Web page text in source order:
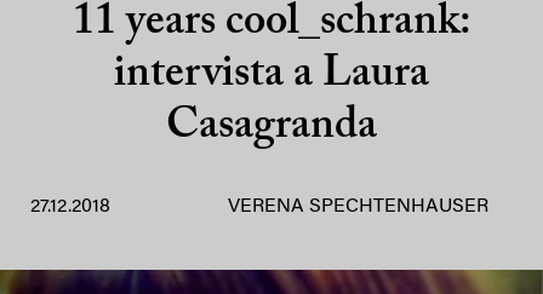
11 years cool_schrank:
intervista a Laura
Casagranda
27.12.2018 VERENA SPECHTENHAUSER